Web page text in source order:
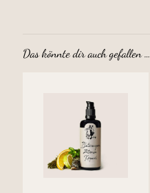
Das könnte dir auch gefallen …